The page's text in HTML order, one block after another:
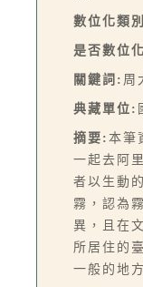
數位化類
是否數位
關鍵詞: 周
典藏單位:
摘要: 本筆
一起去阿
者以生動
霧，認為
異，且在
所居住的
一般的地